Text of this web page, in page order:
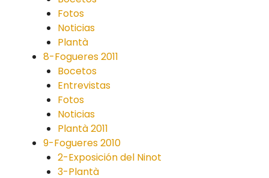
Fotos
Noticias
Plantà
8-Fogueres 2011
Bocetos
Entrevistas
Fotos
Noticias
Plantà 2011
9-Fogueres 2010
2-Exposición del Ninot
3-Plantà